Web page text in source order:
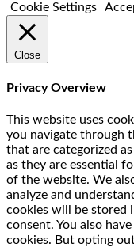
Cookie Settings
Close
Privacy Overview
This website uses
you navigate through
that are categorized
as they are essential
of the website. We
analyze and
cookies will be stored
consent. You also
cookies. But opting